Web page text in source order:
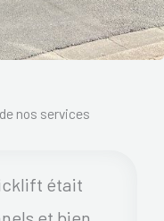
nos services
était